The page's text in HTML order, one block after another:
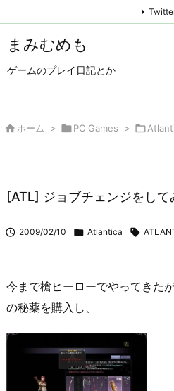
まみむめも
ゲームのプレイ日記とか
 ホーム > PC Games > 
[ATL] ジョブチェンジをして
 2009/02/10  Atlantica 
今まで槍ヒーローでやってきた
の秘薬を購入し、